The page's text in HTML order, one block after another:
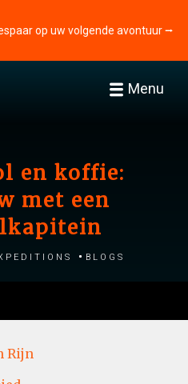
op uw volgende avontuur ⭢
Menu
en koffie:
met een
Blogs
Rijn